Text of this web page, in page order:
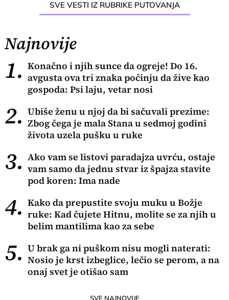
SVE VESTI IZ RUBRIKE PUTOVANJA
Najnovije
1. Konačno i njih sunce da ogreje! Do 16.
avgusta ova tri znaka počinju da žive kao
gospoda: Psi laju, vetar nosi
2. Ubiše ženu u njoj da bi sačuvali prezime:
Zbog čega je mala Stana u sedmoj godini
života uzela pušku u ruke
3. Ako vam se listovi paradajza uvrću, ostaje
vam samo da jednu stvar iz špajza stavite
pod koren: Ima nade
4. Kako da prepustite svoju muku u Božje
ruke: Kad čujete Hitnu, molite se za njih u
belim mantilima kao za sebe
5. U brak ga ni puškom nisu mogli naterati:
Nosio je krst izbeglice, lečio se perom, a na
onaj svet je otišao sam
SVE NAJNOVIJE